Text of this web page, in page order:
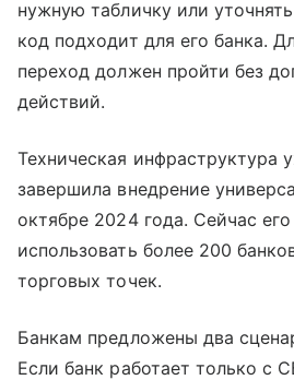
нужную табличку или
код подходит для его банка.
переход должен пройти без
действий.
Техническая инфраструктура
завершила внедрение
октябре 2024 года. Сейчас
использовать более 200
торговых точек.
Банкам предложены два
Если банк работает только с